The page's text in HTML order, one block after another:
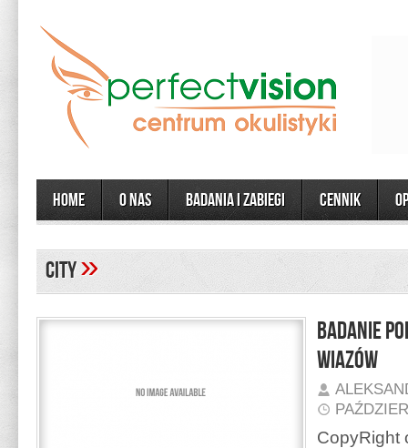
Home O Nas Badania i zabiegi CENNIK
City»
Badanie
Wiazów
CopyRight